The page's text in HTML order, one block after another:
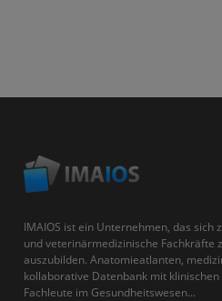
IMAIOS ist ein Unternehmen, das sich
und veterinärmedizinische Fachkräfte
auszubilden. Anatomieatlanten,
kollaborative Datenbank mit
Fachleute im Gesundheitswesen...